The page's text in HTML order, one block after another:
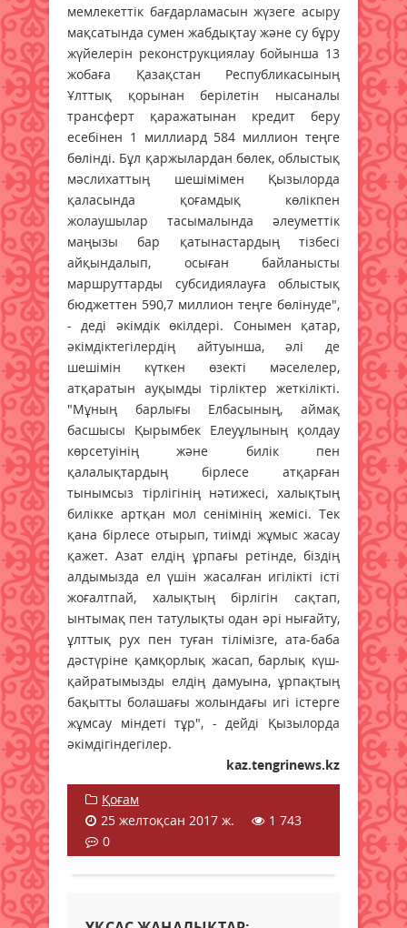
мемлекеттік бағдарламасын жүзеге асыру
мақсатында сумен жабдықтау және су бұру
жүйелерін реконструкциялау бойынша 13
жобаға Қазақстан Республикасының
Ұлттық қорынан берілетін нысаналы
трансферт қаражатынан кредит беру
есебінен 1 миллиард 584 миллион теңге
бөлінді. Бұл қаржылардан бөлек, облыстық
мәслихаттың шешімімен Қызылорда
қаласында қоғамдық көлікпен
жолаушылар тасымалында әлеуметтік
маңызы бар қатынастардың тізбесі
айқындалып, осыған байланысты
маршруттарды субсидиялауға облыстық
бюджеттен 590,7 миллион теңге бөлінуде",
- деді әкімдік өкілдері. Сонымен қатар,
әкімдіктегілердің айтуынша, әлі де
шешімін күткен өзекті мәселелер,
атқаратын ауқымды тірліктер жеткілікті.
"Мұның барлығы Елбасының, аймақ
басшысы Қырымбек Елеуұлының қолдау
көрсетуінің және билік пен
қалалықтардың бірлесе атқарған
тынымсыз тірлігінің нәтижесі, халықтың
билікке артқан мол сенімінің жемісі. Тек
қана бірлесе отырып, тиімді жұмыс жасау
қажет. Азат елдің ұрпағы ретінде, біздің
алдымызда ел үшін жасалған игілікті істі
жоғалтпай, халықтың бірлігін сақтап,
ынтымақ пен татулықты одан әрі нығайту,
ұлттық рух пен туған тілімізге, ата-баба
дәстүріне қамқорлық жасап, барлық күш-
қайратымызды елдің дамуына, ұрпақтың
бақытты болашағы жолындағы игі істерге
жұмсау міндеті тұр", - дейді Қызылорда
әкімдігіндегілер.
kaz.tengrinews.kz
Қоғам
25 желтоқсан 2017 ж.
1 743
0